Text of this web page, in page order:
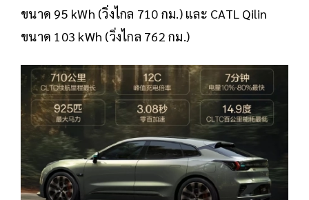
ขนาด 95 kWh (วิ่งไกล 710 กม.) และ CATL Qilin
ขนาด 103 kWh (วิ่งไกล 762 กม.)